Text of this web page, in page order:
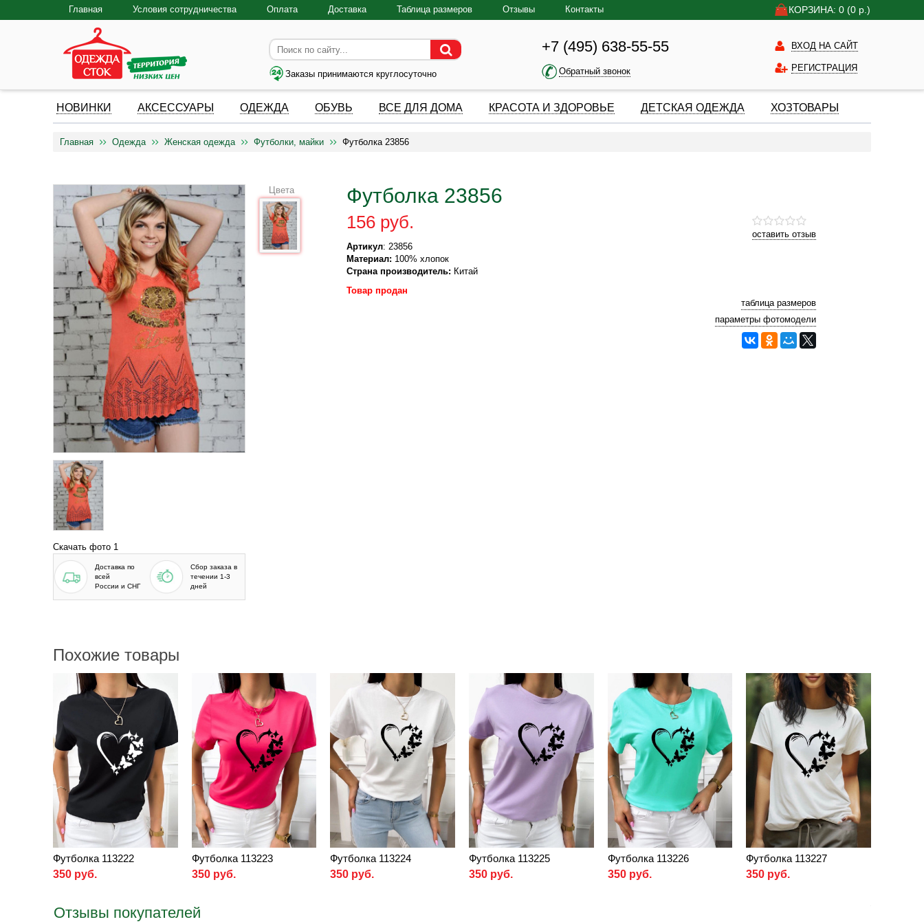
КОРЗИНА: 0 (0 р.)
Главная Условия сотрудничества Оплата Доставка Таблица размеров Отзывы Контакты
Заказы принимаются круглосуточно
+7 (495) 638-55-55
Обратный звонок
ВХОД НА САЙТ
РЕГИСТРАЦИЯ
НОВИНКИ АКСЕССУАРЫ ОДЕЖДА ОБУВЬ ВСЕ ДЛЯ ДОМА КРАСОТА И ЗДОРОВЬЕ ДЕТСКАЯ ОДЕЖДА ХОЗТОВАРЫ
Главная Одежда Женская одежда Футболки, майки Футболка 23856
Скачать фото 1
Доставка по
всей
России и СНГ
Сбор заказа в
течении 1-3
дней
Футболка 23856
оставить отзыв
156 руб.
Артикул: 23856
Материал: 100% хлопок
Страна производитель: Китай
Цвета
Товар продан
таблица размеров
параметры фотомодели
Похожие товары
Футболка 113222
350 руб.
Футболка 113223
350 руб.
Футболка 113224
350 руб.
Футболка 113225
350 руб.
Футболка 113226
350 руб.
Футболка 113227
350 руб.
Отзывы покупателей